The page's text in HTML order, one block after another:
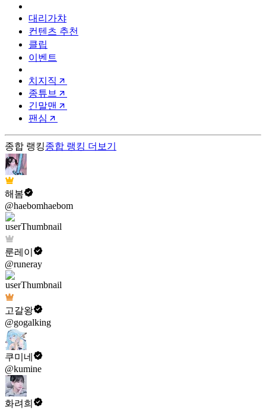
대리가챠
컨텐츠 추천
클립
이벤트
치지직
종튜브
긴말맨
팬심
종합 랭킹종합 랭킹 더보기
해봄
@haebomhaebom
룬레이
@runeray
고갈왕
@gogalking
쿠미네
@kumine
화려희